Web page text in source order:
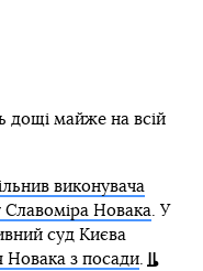
дощі майже на всій
виконувача
Славоміра Новака . У
суд Києва
Новака з посади.